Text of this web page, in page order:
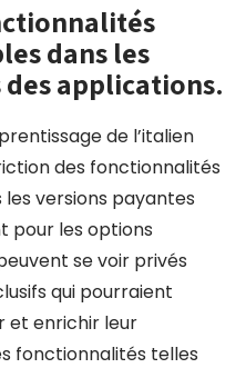
dans les
applications.
de l’italien
des fonctionnalités
versions payantes
pour les options
se voir privés
qui pourraient
et enrichir leur
fonctionnalités telles